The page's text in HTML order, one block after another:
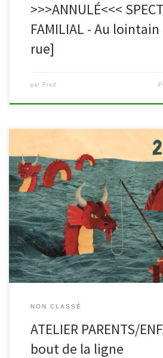
>>>ANNULÉ<<<
FAMILIAL - Au
rue]
par Fred
Rejoignez la bibliothèque ce mercredi
participez en famille à un atelier
« Le bout de la ligne » avec l’auteure/
Date: mercredi 14 octobre de 14 à 16h. A
Maximum 12 personnes – […]
NON CLASSÉ
ATELIER PARENTS/
bout de la ligne